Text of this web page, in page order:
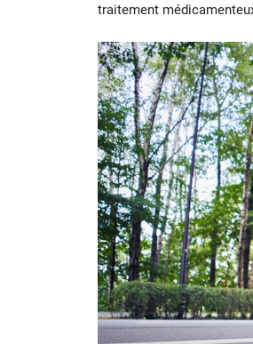
traitement